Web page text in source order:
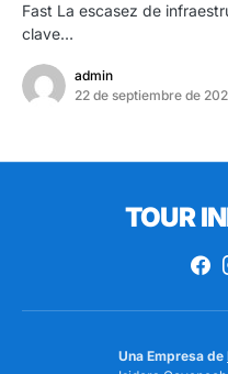
Fast La escasez de
clave…
admin
22 de septiembre de
TOUR
Una Empresa de